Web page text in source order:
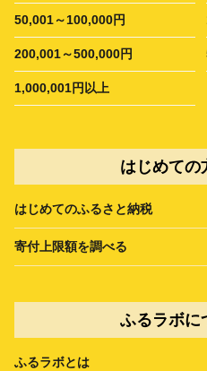
50,001～100,000円
200,001～500,000円
1,000,001円以上
はじめての
はじめてのふるさと納税
寄付上限額を調べる
ふるラボに
ふるラボとは